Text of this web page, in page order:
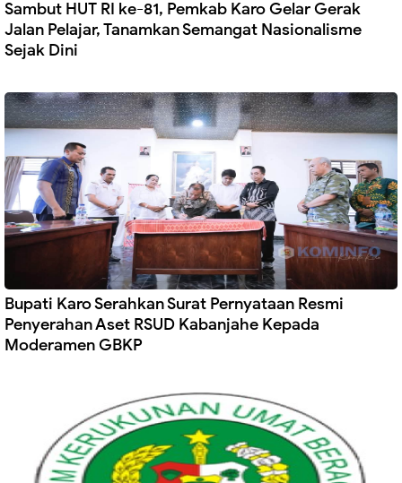
Sambut HUT RI ke-81, Pemkab Karo Gelar Gerak
Jalan Pelajar, Tanamkan Semangat Nasionalisme
Sejak Dini
Bupati Karo Serahkan Surat Pernyataan Resmi
Penyerahan Aset RSUD Kabanjahe Kepada
Moderamen GBKP